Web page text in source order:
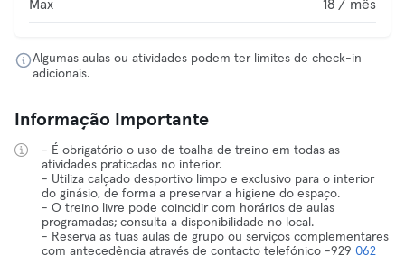
Max 18 / mês
Algumas aulas ou atividades podem ter limites de check-in
adicionais.
Informação Importante
- É obrigatório o uso de toalha de treino em todas as
atividades praticadas no interior.
- Utiliza calçado desportivo limpo e exclusivo para o interior
do ginásio, de forma a preservar a higiene do espaço.
- O treino livre pode coincidir com horários de aulas
programadas; consulta a disponibilidade no local.
- Reserva as tuas aulas de grupo ou serviços complementares
com antecedência através de contacto telefónico -929 062